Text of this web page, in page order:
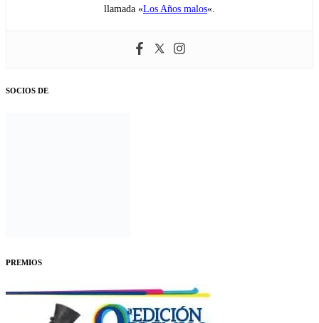
llamada «Los Años malos«.
SOCIOS DE
PREMIOS